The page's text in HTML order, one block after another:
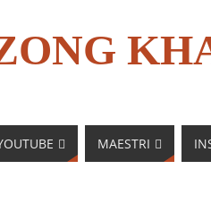
MAESTRI